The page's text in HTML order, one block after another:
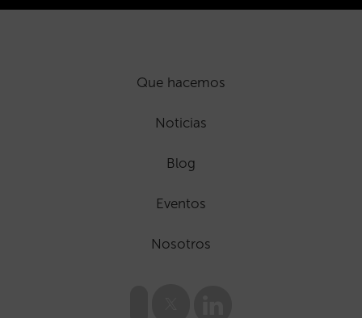
Que hacemos
Noticias
Blog
Eventos
Nosotros